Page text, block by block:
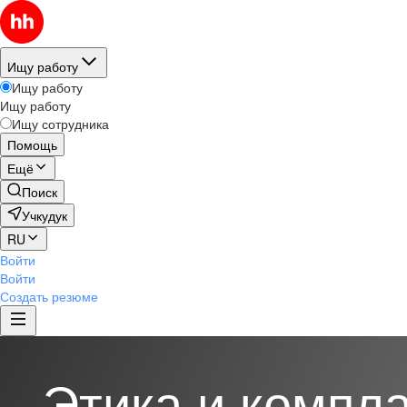
Ищу работу
Ищу работу
Ищу работу
Ищу сотрудника
Помощь
Ещё
Поиск
Учкудук
RU
Войти
Войти
Создать резюме